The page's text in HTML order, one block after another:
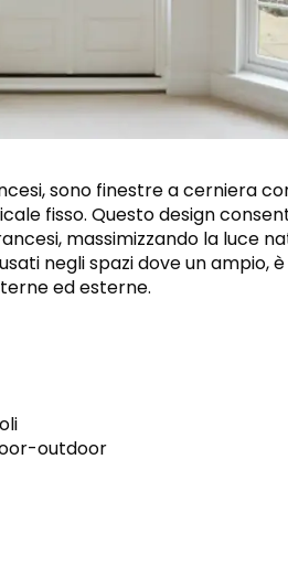
sono finestre a cerniera
fisso. Questo design
massimizzando la luce
negli spazi dove un ampio,
ed esterne.
outdoor